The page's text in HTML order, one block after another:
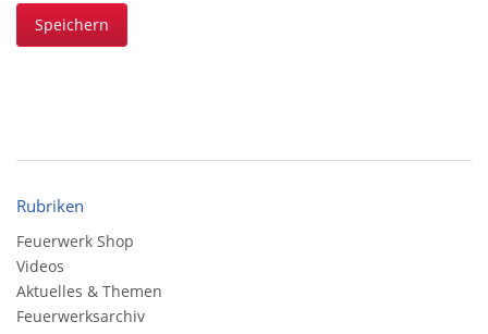
Speichern
Rubriken
Feuerwerk Shop
Videos
Aktuelles & Themen
Feuerwerksarchiv